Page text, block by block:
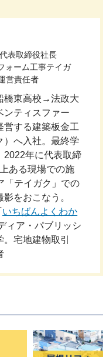
表取締役社長
ォーム工事テイガ
営責任者
橋東高校→法政大
ティスファー
営する建築板金工
）へ入社。最終学
2022年に代表取締
ある現場での施
「テイガク」での
をおこなう。
いちばんよくわか
ィア・パブリッシ
宅地建物取引